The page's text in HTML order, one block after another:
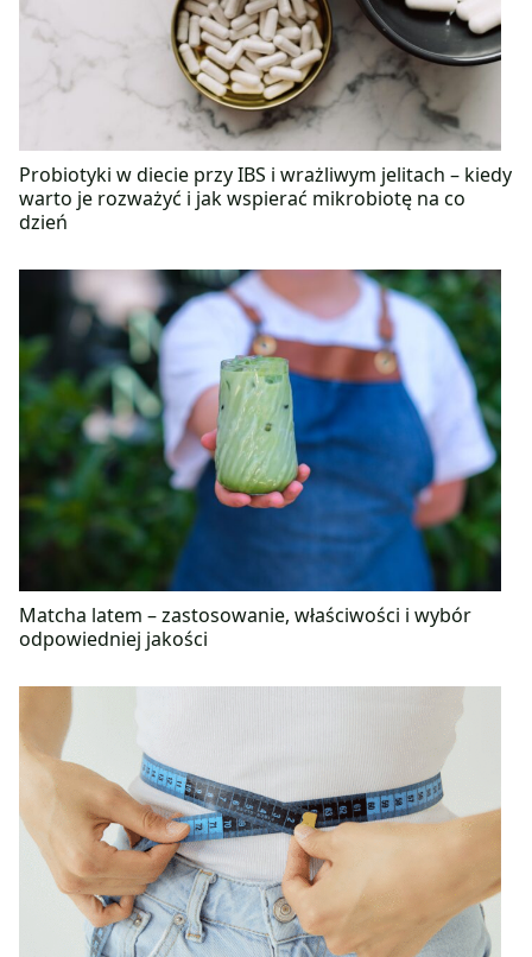
Probiotyki w diecie przy IBS i wrażliwym jelitach – kiedy
warto je rozważyć i jak wspierać mikrobiotę na co
dzień
Matcha latem – zastosowanie, właściwości i wybór
odpowiedniej jakości